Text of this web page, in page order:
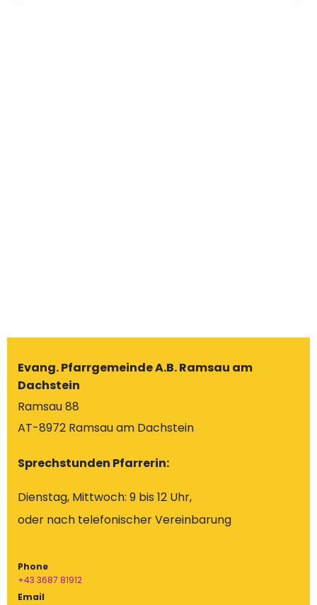
Evang. Pfarrgemeinde A.B. Ramsau am
Dachstein
Ramsau 88
AT-8972 Ramsau am Dachstein
Sprechstunden Pfarrerin:
Dienstag, Mittwoch: 9 bis 12 Uhr,
oder nach telefonischer Vereinbarung
Phone
+43 3687 81912
Email